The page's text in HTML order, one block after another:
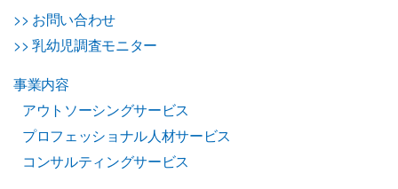
>> お問い合わせ
>> 乳幼児調査モニター
事業内容
アウトソーシングサービス
プロフェッショナル人材サービス
コンサルティングサービス